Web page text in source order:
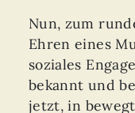
Nun, zum
Ehren eines
soziales
bekannt und
jetzt, in